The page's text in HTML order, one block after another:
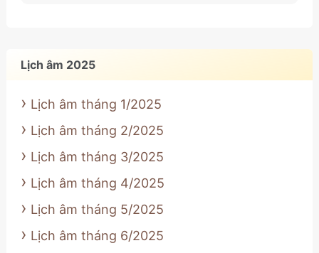
Lịch âm 2025
Lịch âm tháng 1/2025
Lịch âm tháng 2/2025
Lịch âm tháng 3/2025
Lịch âm tháng 4/2025
Lịch âm tháng 5/2025
Lịch âm tháng 6/2025